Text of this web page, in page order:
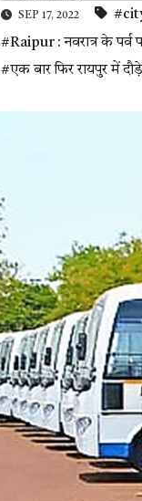
SEP 17, 2022
#Raipur : नवरात्र के पर्व
#एक बार फिर रायपुर में